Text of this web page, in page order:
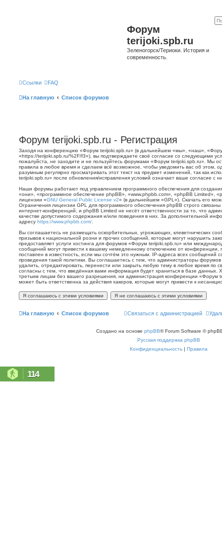
Форум
terijoki.spb.ru
Зеленогорск/Териоки. История и
современность.
Ссылки FAQ
На главную Список форумов
Форум terijoki.spb.ru - Регистрация
Заходя на конференцию «Форум terijoki.spb.ru» (в дальнейшем «мы», «наш»,
«https://terijoki.spb.ru/%2F/f3»), вы подтверждаете своё согласие со следующими
пожалуйста, не заходите и не пользуйтесь форумами «Форум terijoki.spb.ru». Мы
правила в любое время и сделаем всё возможное, чтобы уведомить вас об этом,
разумным регулярно просматривать этот текст на предмет изменений, так как
terijoki.spb.ru» после обновления/исправления условий означает ваше согласие с
Наши форумы работают под управлением программного обеспечения для
«они», «программное обеспечение phpBB», «www.phpbb.com», «phpBB Limited»,
лицензии «GNU General Public License v2» (в дальнейшем «GPL»). Скачать его
Ограничения лицензии GPL для программного обеспечения phpBB строго
интернет-конференций, и phpBB Limited не несёт ответственности за то, что
качестве допустимого содержания и/или поведения в них. За дополнительной
адресу https://www.phpbb.com/
Вы соглашаетесь не размещать оскорбительных, угрожающих, клеветнических
призывов к национальной розни и прочих сообщений, которые могут нарушить
предоставляет услуги хостинга для форумов «Форум terijoki.spb.ru» или
сообщений могут привести к вашему немедленному отключению от конференции,
поставлен в известность, если мы сочтём это нужным. IP-адреса всех сообщений
проведения такой политики. Вы соглашаетесь с тем, что администраторы
удалить, отредактировать, перенести или закрыть любую тему в любое время по
согласны с тем, что введённая вами информация будет храниться в базе данных.
третьим лицам без вашего разрешения, ни администрация конференции «Форум
может быть ответственна за действия хакеров, которые могут привести к
На главную Список форумов Связаться с администрацией
Создано на основе phpBB® Forum Software ©
Русская поддержка phpBB
Конфиденциальность | Правила
114